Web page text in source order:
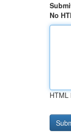
No
HTML